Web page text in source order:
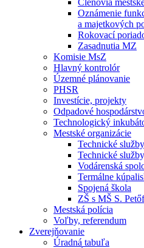
Členovia
Oznámenie
a majetkových
Rokovací
Zasadnutia MZ
Komisie MsZ
Hlavný kontrolór
Územné plánovanie
PHSR
Investície, projekty
Odpadové
Technologický
Mestské organizácie
Technické
Technické
Vodárenská
Termálne
Spojená škola
ZŠ s MŠ S.
Mestská polícia
Voľby, referendum
Zverejňovanie
Úradná tabuľa